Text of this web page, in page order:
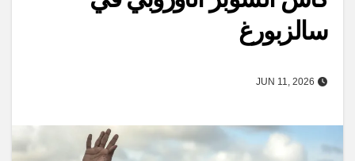
سالزبورغ
JUN 11, 2026